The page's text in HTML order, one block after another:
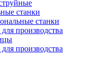
станки
станки
производства
производства